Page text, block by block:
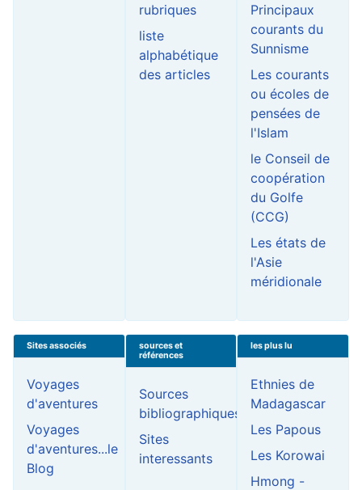
rubriques
liste
alphabétique
des articles
Principaux
courants du
Sunnisme
Les courants
ou écoles de
pensées de
l'Islam
le Conseil de
coopération
du Golfe
(CCG)
Les états de
l'Asie
méridionale
Sites associés
Voyages
d'aventures
Voyages
d'aventures...le
Blog
sources et
références
Sources
bibliographiques
Sites
interessants
les plus lu
Ethnies de
Madagascar
Les Papous
Les Korowai
Hmong -